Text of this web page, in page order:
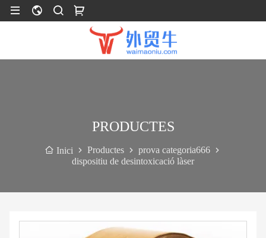
PRODUCTES
Inici Productes
prova categoria666
dispositiu de desintoxicació làser